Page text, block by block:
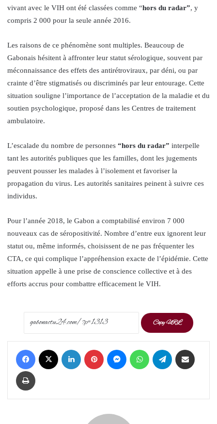
vivant avec le VIH ont été classées comme “hors du radar”, y
compris 2 000 pour la seule année 2016.
Les raisons de ce phénomène sont multiples. Beaucoup de
Gabonais hésitent à affronter leur statut sérologique, souvent par
méconnaissance des effets des antirétroviraux, par déni, ou par
crainte d’être stigmatisés ou discriminés par leur entourage. Cette
situation souligne l’importance de l’acceptation de la maladie et du
soutien psychologique, proposé dans les Centres de traitement
ambulatoire.
L’escalade du nombre de personnes “hors du radar” interpelle
tant les autorités publiques que les familles, dont les jugements
peuvent pousser les malades à l’isolement et favoriser la
propagation du virus. Les autorités sanitaires peinent à suivre ces
individus.
Pour l’année 2018, le Gabon a comptabilisé environ 7 000
nouveaux cas de séropositivité. Nombre d’entre eux ignorent leur
statut ou, même informés, choisissent de ne pas fréquenter les
CTA, ce qui complique l’appréhension exacte de l’épidémie. Cette
situation appelle à une prise de conscience collective et à des
efforts accrus pour combattre efficacement le VIH.
Copy URL
Facebook LinkedIn Pinterest Messenger WhatsApp Telegram
Print